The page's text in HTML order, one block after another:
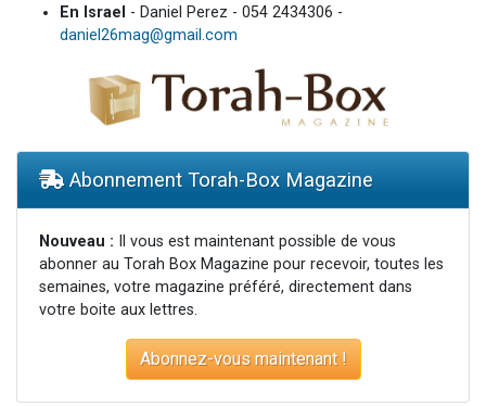
En Israel - Daniel Perez - 054 2434306 -
daniel26mag@gmail.com
Abonnement Torah-Box Magazine
Nouveau : Il vous est maintenant possible de vous
abonner au Torah Box Magazine pour recevoir, toutes les
semaines, votre magazine préféré, directement dans
votre boite aux lettres.
Abonnez-vous maintenant !